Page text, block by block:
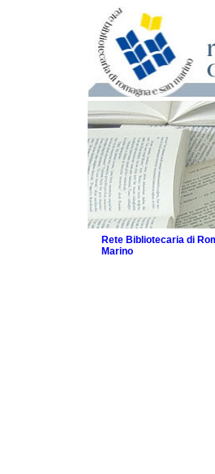
Rete Bibliotecaria di
Marino